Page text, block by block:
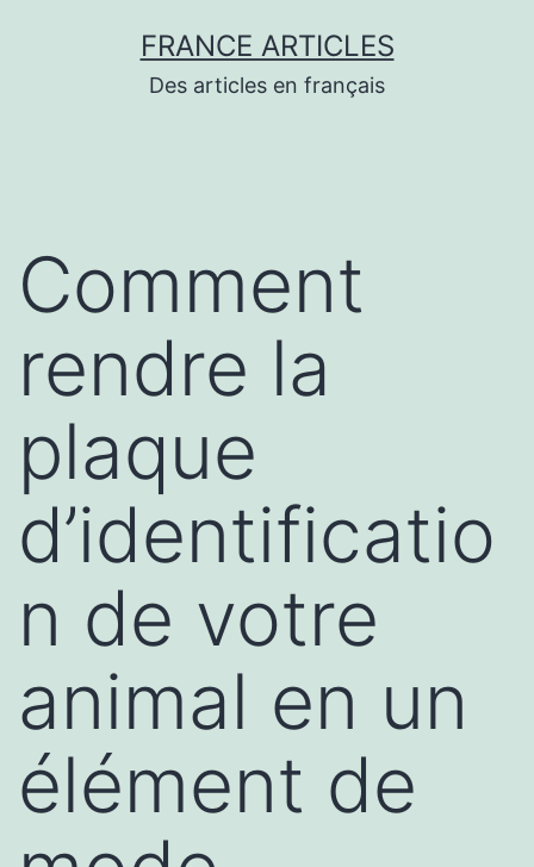
FRANCE ARTICLES
Des articles en français
Comment
rendre la
plaque
d’identificatio
n de votre
animal en un
élément de